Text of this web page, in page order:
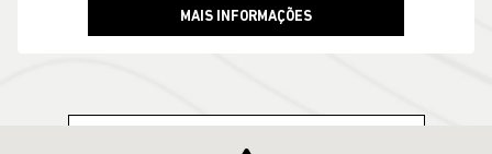
MAIS INFORMAÇÕES